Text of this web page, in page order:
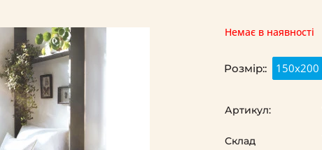
Немає в наявності
Розмір:: 150х200
Артикул:
Склад